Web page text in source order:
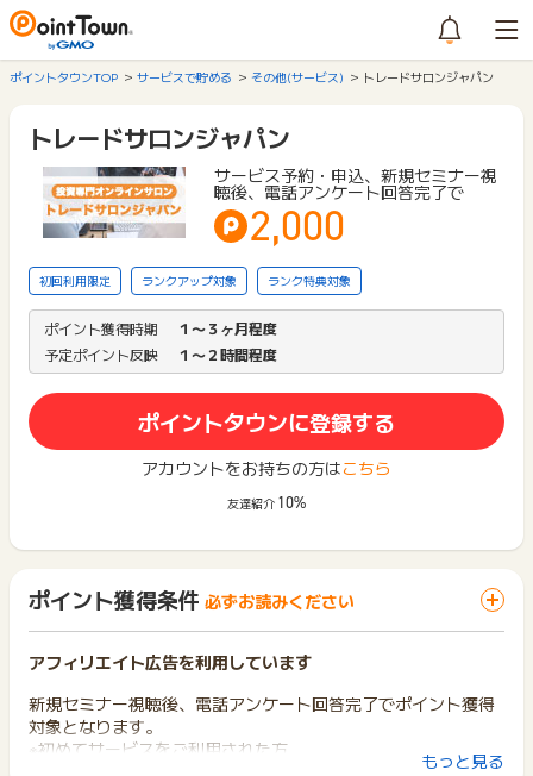
ポイントタウンTOP サービスで貯める その他(サービス) トレードサロンジャパン
トレードサロンジャパン
サービス予約・申込、新規セミナー視
聴後、電話アンケート回答完了で
2,000
初回利用限定 ランクアップ対象 ランク特典対象
ポイント獲得時期
１〜３ヶ月程度
予定ポイント反映
１〜２時間程度
ポイントタウンに登録する
アカウントをお持ちの方はこちら
友達紹介 10%
ポイント獲得条件 必ずお読みください
アフィリエイト広告を利用しています
新規セミナー視聴後、電話アンケート回答完了でポイント獲得
対象となります。
※初めてサービスをご利用された方
もっと見る